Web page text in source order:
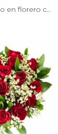
Venus - Arreglo en florero con Rosas, Astromelias y Claveles